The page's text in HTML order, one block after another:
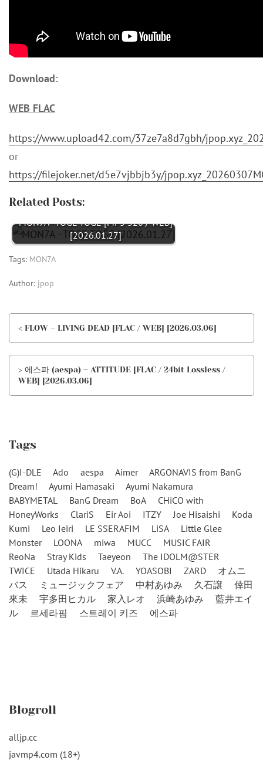
Download:
WEB FLAC
https://www.upload42.com/37ze7a8d7gbh/
or
https://filejoker.net/d5e7vjbbjb3y/
Related Posts:
MON7A - TOGE TOGE [MP3 320 / WEB]
[2026.01.27]
Tags: MON7A
Author: jpop
< FLOW – LIVING DEAD [FLAC / WEB] [2026.03.06]
> 에스파 (aespa) – ATTITUDE [FLAC / 24bit Lossless /
WEB] [2026.03.06]
Tags
(G)I-DLE Ado aespa Aimer
ARGONAVIS from BanG
Dream!
Ayumi Hamasaki
Ayumi Nakamura
BABYMETAL
BanG Dream BoA
CHiCO with
HoneyWorks
ClariS Eir Aoi ITZY Joe Hisaishi
Koda
Kumi
Leo Ieiri LE SSERAFIM LiSA
Little Glee
Monster
LOONA miwa MUCC
MUSIC FAIR
ReoNa
Stray Kids Taeyeon
The IDOLM@STER
TWICE
Utada Hikaru V.A. YOASOBI ZARD
オムニ
バス
ミュージックフェア 中村あゆみ 久石譲
倖田
來未
宇多田ヒカル 家入レオ 浜崎あゆみ
藍井エイ
ル
르세라핌 스트레이 키즈 에스파
Blogroll
alljp.cc
javmp4.com (18+)